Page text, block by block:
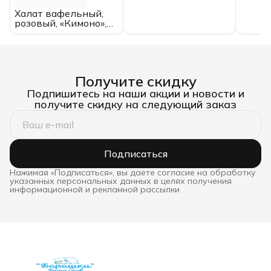
Халат вафельный,
розовый, «Кимоно»,
размер 44, (унисекс)
Получите скидку
Подпишитесь на наши акции и новости и
получите скидку на следующий заказ
Подписаться
Нажимая «Подписаться», вы даете согласие на обработку
указанных персональных данных в целях получения
информационной и рекламной рассылки